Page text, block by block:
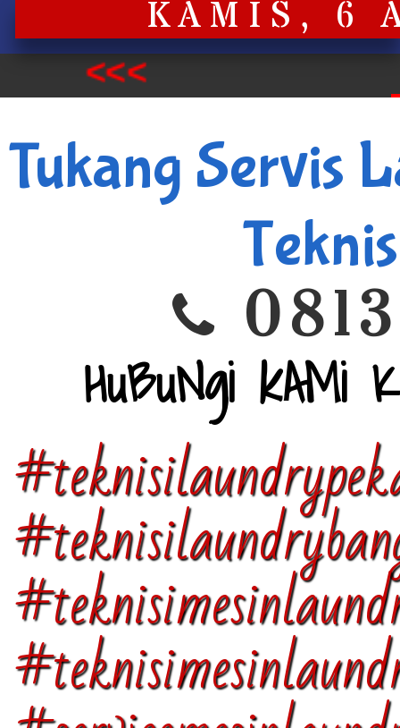
KAMIS, 6
Tukang Servis
HuBuNgi kAMi